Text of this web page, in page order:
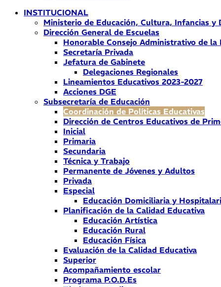
INSTITUCIONAL
Ministerio de Educación, Cultura, Infancias y
Dirección General de Escuelas
Honorable Consejo Administrativo de la
Secretaría Privada
Jefatura de Gabinete
Delegaciones Regionales
Lineamientos Educativos 2023-2027
Acciones DGE
Subsecretaría de Educación
Coordinación de Políticas Educativas
Dirección de Centros Educativos de
Inicial
Primaria
Secundaria
Técnica y Trabajo
Permanente de Jóvenes y Adultos
Privada
Especial
Educación Domiciliaria y
Planificación de la Calidad Educativa
Educación Artística
Educación Rural
Educación Física
Evaluación de la Calidad Educativa
Superior
Acompañamiento escolar
Programa P.O.D.Es